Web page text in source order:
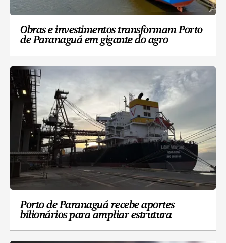
Obras e investimentos transformam Porto
de Paranaguá em gigante do agro
Porto de Paranaguá recebe aportes
bilionários para ampliar estrutura